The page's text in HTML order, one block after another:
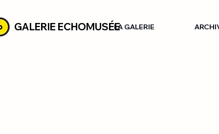
GALERIE ECHOMUSÉELA GALERIE